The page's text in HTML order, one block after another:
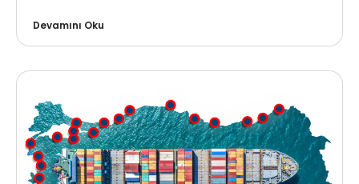
Devamını Oku